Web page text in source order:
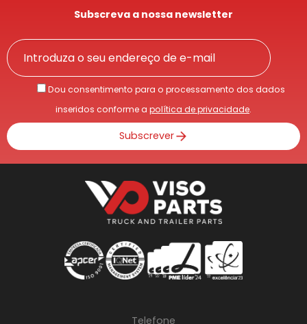
Subscreva a nossa newsletter
Dou consentimento para o processamento dos dados
inseridos conforme a política de privacidade.
Subscrever
Telefone